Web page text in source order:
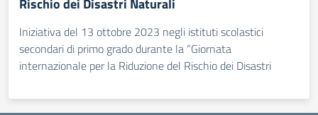
Rischio dei Disastri Naturali
Iniziativa del 13 ottobre 2023 negli istituti scolastici
secondari di primo grado durante la “Giornata
internazionale per la Riduzione del Rischio dei Disastri